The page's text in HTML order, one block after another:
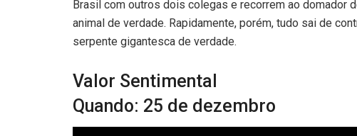
Brasil com outros dois colegas e recorrem ao domador
animal de verdade. Rapidamente, porém, tudo sai de
serpente gigantesca de verdade.
Valor Sentimental
Quando: 25 de dezembro